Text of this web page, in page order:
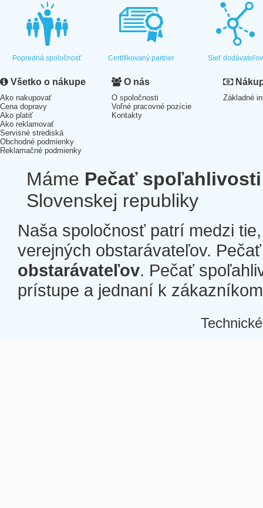
Popredná spoločnosť Certifikovaný partner Sieť dodávateľov
Všetko o nákupe
Ako nakupovať
Cena dopravy
Ako platiť
Ako reklamovať
Servisné strediská
Obchodné podmienky
Reklamačné podmienky
O nás
O spoločnosti
Voľné pracovné pozície
Kontakty
Základné
Máme Pečať spoľahlivosti
Slovenskej republiky
Naša spoločnosť patrí medzi
verejných obstarávateľov.
obstarávateľov. Pečať
prístupe a jednaní k